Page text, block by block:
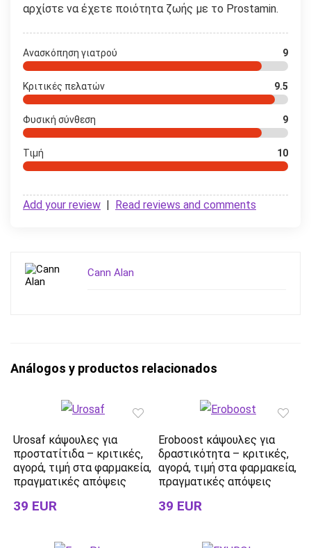
αρχίστε να έχετε ποιότητα ζωής με το Prostamin.
Ανασκόπηση γιατρού 9
Κριτικές πελατών 9.5
Φυσική σύνθεση 9
Τιμή 10
Add your review Read reviews and comments
Cann Alan
Análogos y productos relacionados
Urosaf κάψουλες για
προστατίτιδα – κριτικές,
αγορά, τιμή στα φαρμακεία,
πραγματικές απόψεις
39 EUR
Eroboost κάψουλες για
δραστικότητα – κριτικές,
αγορά, τιμή στα φαρμακεία,
πραγματικές απόψεις
39 EUR